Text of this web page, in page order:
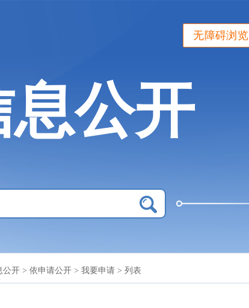
无障碍浏览
公开
公开 > 依申请公开 > 我要申请 > 列表